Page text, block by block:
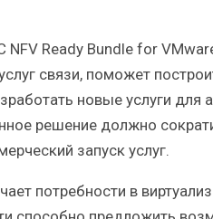
NFV Ready Bundle for
связи, поможет
новые услуги для
решение должно
запуск услуг.
потребности в